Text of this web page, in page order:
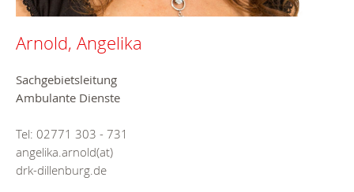
Arnold, Angelika
Sachgebietsleitung
Ambulante Dienste
Tel: 02771 303 - 731
angelika.arnold(at)
drk-dillenburg.de